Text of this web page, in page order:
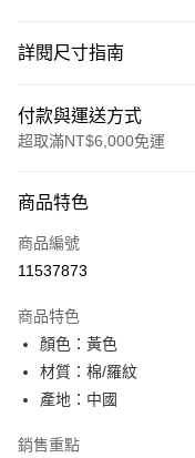
詳閱尺寸指南
付款與運送方式
超取滿NT$6,000免運
信用卡一次付款
超商取貨付款
Apple Pay
ATM付款
運送方式
商品特色
商品編號
11537873
商品特色
顏色：黃色
材質：棉/羅紋
產地：中國
銷售重點